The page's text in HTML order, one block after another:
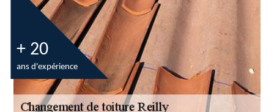
+ 20
ans d'expérience